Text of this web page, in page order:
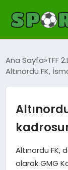
YEREL FUTBOL
BASKETBOL
VOLEYBOL
Ana Sayfa TFF
Altınordu FK,
Altınordu FK,
olarak GMG